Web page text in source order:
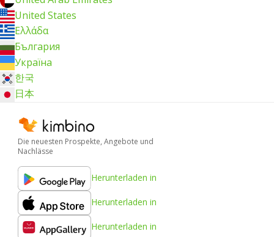
United States
Ελλάδα
България
Україна
한국
日本
Die neuesten Prospekte, Angebote und
Nachlässe
Herunterladen in
Herunterladen in
Herunterladen in